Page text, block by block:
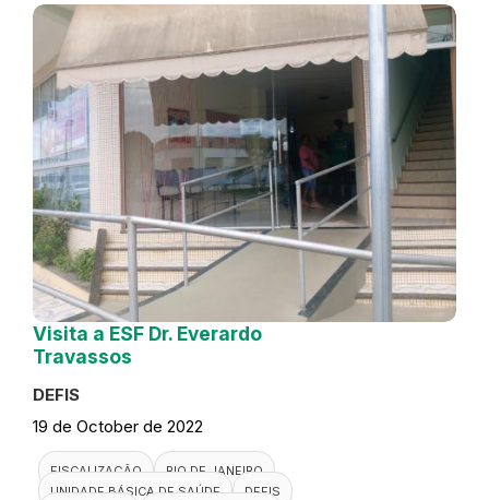
Visita a ESF Dr. Everardo
Travassos
DEFIS
19 de October de 2022
FISCALIZAÇÃO
RIO DE JANEIRO
UNIDADE BÁSICA DE SAÚDE
DEFIS